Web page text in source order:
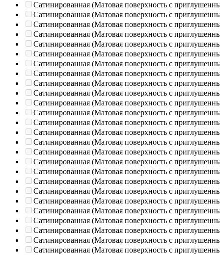
Сатинированная (Матовая поверхность с
Сатинированная (Матовая поверхность с
Сатинированная (Матовая поверхность с
Сатинированная (Матовая поверхность с
Сатинированная (Матовая поверхность с
Сатинированная (Матовая поверхность с
Сатинированная (Матовая поверхность с
Сатинированная (Матовая поверхность с
Сатинированная (Матовая поверхность с
Сатинированная (Матовая поверхность с
Сатинированная (Матовая поверхность с
Сатинированная (Матовая поверхность с
Сатинированная (Матовая поверхность с
Сатинированная (Матовая поверхность с
Сатинированная (Матовая поверхность с
Сатинированная (Матовая поверхность с
Сатинированная (Матовая поверхность с
Сатинированная (Матовая поверхность с
Сатинированная (Матовая поверхность с
Сатинированная (Матовая поверхность с
Сатинированная (Матовая поверхность с
Сатинированная (Матовая поверхность с
Сатинированная (Матовая поверхность с
Сатинированная (Матовая поверхность с
Сатинированная (Матовая поверхность с
Сатинированная (Матовая поверхность с